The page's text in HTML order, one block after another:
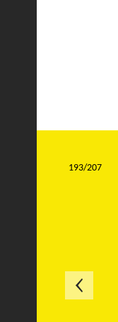
193/207